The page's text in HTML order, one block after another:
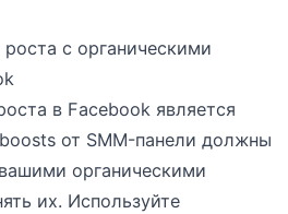
с органическими
в Facebook является
от SMM-панели должны
органическими
их. Используйте